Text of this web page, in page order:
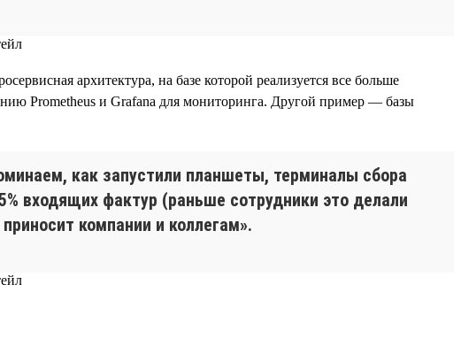
архитектура, на базе которой реализуется все больше
Prometheus и Grafana для мониторинга. Другой пример — базы
как запустили планшеты, терминалы сбора
входящих фактур (раньше сотрудники это делали
компании и коллегам».